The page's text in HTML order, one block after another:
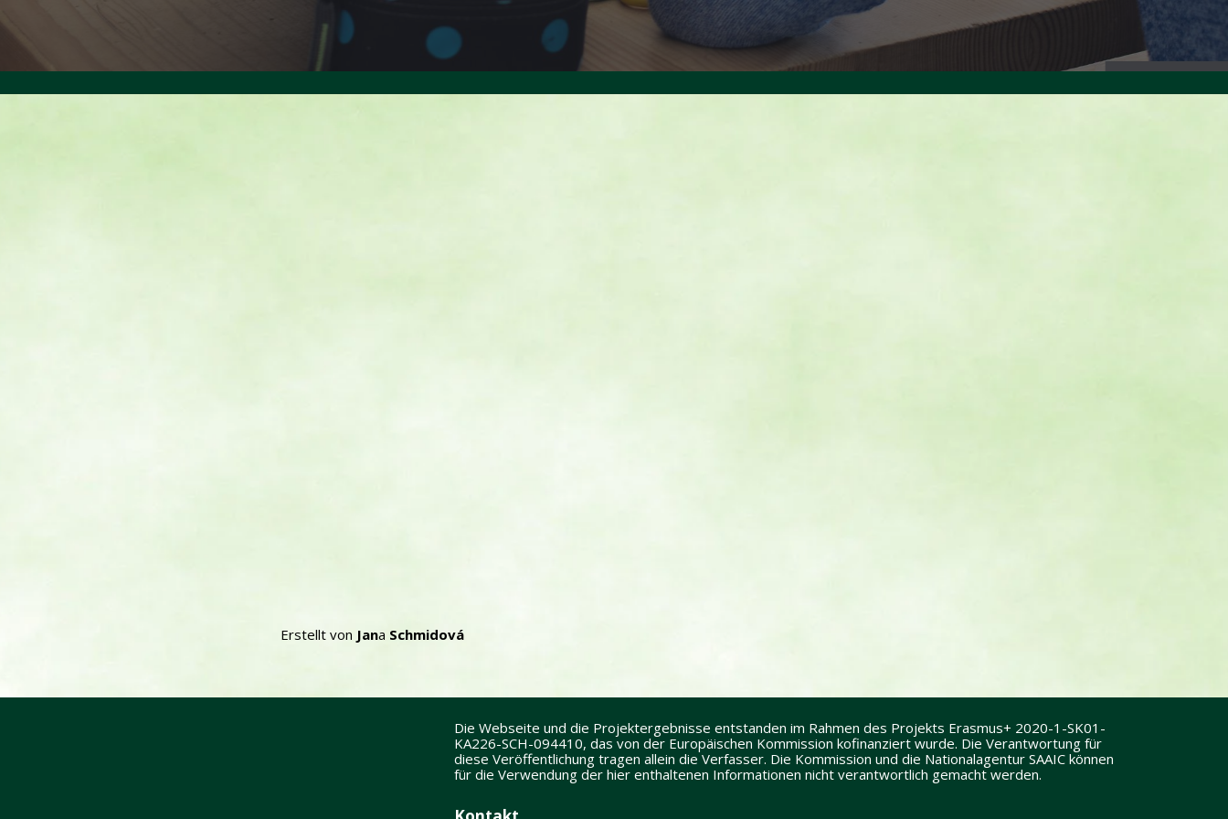
Erstellt von Jana Schmidová
Die Webseite und die Projektergebnisse entstanden im Rahmen des Projekts Erasmus+ 2020-1-SK01-
KA226-SCH-094410, das von der Europäischen Kommission kofinanziert wurde. Die Verantwortung für
diese Veröffentlichung tragen allein die Verfasser. Die Kommission und die Nationalagentur SAAIC können
für die Verwendung der hier enthaltenen Informationen nicht verantwortlich gemacht werden.